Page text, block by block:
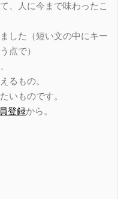
、人に今まで味わったこ
した（短い文の中にキー
点で）
るもの。
いものです。
登録から。